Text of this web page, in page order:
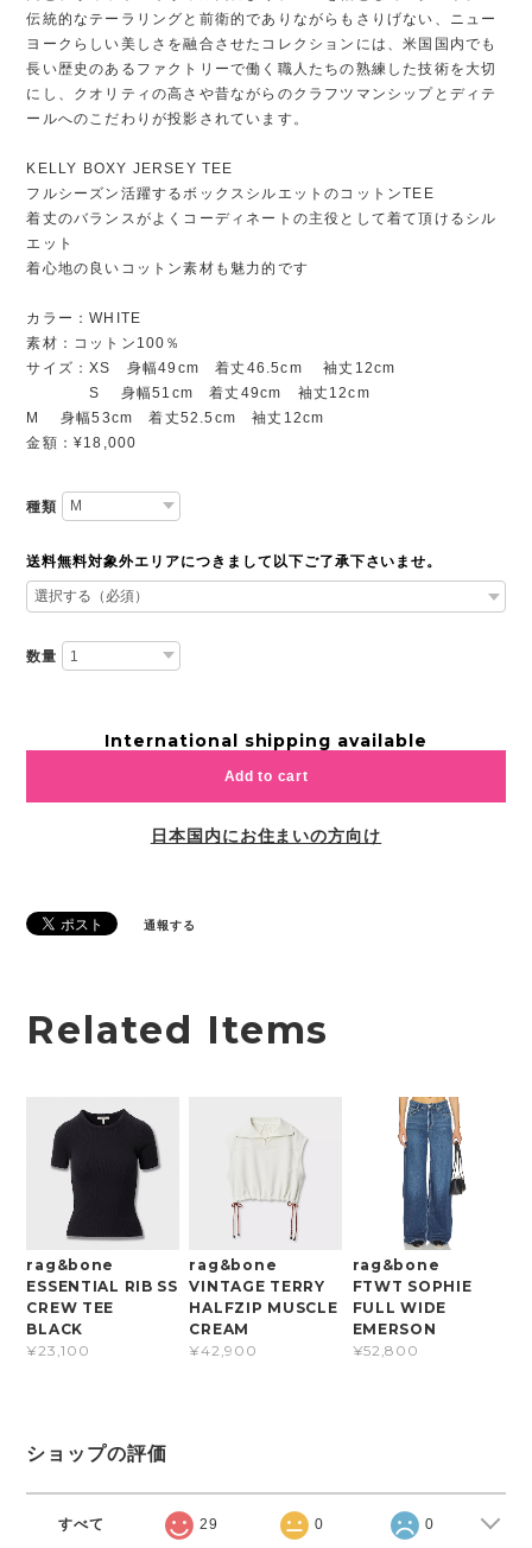
伝統的なテーラリングと前衛的でありながらもさりげない、ニュー
ヨークらしい美しさを融合させたコレクションには、米国国内でも
長い歴史のあるファクトリーで働く職人たちの熟練した技術を大切
にし、クオリティの高さや昔ながらのクラフツマンシップとディテ
ールへのこだわりが投影されています。
KELLY BOXY JERSEY TEE
フルシーズン活躍するボックスシルエットのコットンTEE
着丈のバランスがよくコーディネートの主役として着て頂けるシル
エット
着心地の良いコットン素材も魅力的です
カラー：WHITE
素材：コットン100％
サイズ：XS 身幅49cm 着丈46.5cm 袖丈12cm
S 身幅51cm 着丈49cm 袖丈12cm
M 身幅53cm 着丈52.5cm 袖丈12cm
金額：¥18,000
種類
送料無料対象外エリアにつきまして以下ご了承下さいませ。
数量
International shipping available
Add to cart
日本国内にお住まいの方向け
通報する
Related Items
rag&bone
ESSENTIAL RIB SS
CREW TEE
BLACK
¥23,100
rag&bone
VINTAGE TERRY
HALFZIP MUSCLE
CREAM
¥42,900
rag&bone
FTWT SOPHIE
FULL WIDE
EMERSON
¥52,800
ショップの評価
すべて 29 0 0